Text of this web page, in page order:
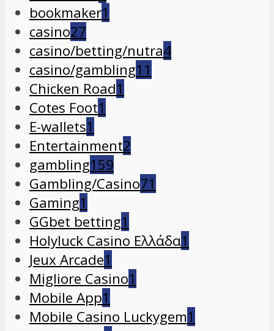
bookmaker1
casino27
casino/betting/nutra4
casino/gambling11
Chicken Road1
Cotes Foot1
E-wallets1
Entertainment2
gambling159
Gambling/Casino71
Gaming1
GGbet betting1
Holyluck Casino Ελλάδα1
Jeux Arcade1
Migliore Casino1
Mobile App1
Mobile Casino Luckygem1